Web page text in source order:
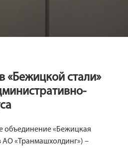
«Бежицкой стали»
объединение «Бежицкая
АО «Транмашхолдинг») –